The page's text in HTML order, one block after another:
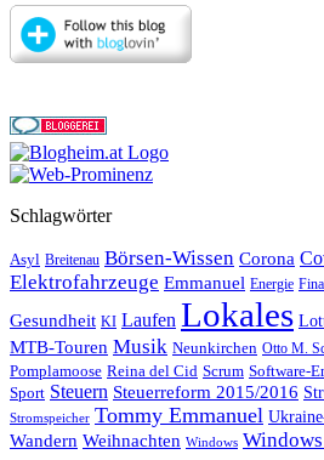
Schlagwörter
Asyl Breitenau Börsen-Wissen Corona
Elektrofahrzeuge Emmanuel Energie
Gesundheit KI Laufen Lokales
MTB-Touren Musik Neunkirchen Otto M.
Pomplamoose Reina del Cid Scrum Software-
Sport Steuern Steuerreform 2015/2016
Stromspeicher Tommy Emmanuel
Wandern Weihnachten Windows